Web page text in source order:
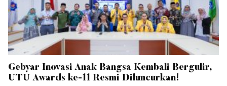
Gebyar Inovasi Anak Bangsa Kembali Bergulir,
UTU Awards ke-11 Resmi Diluncurkan!